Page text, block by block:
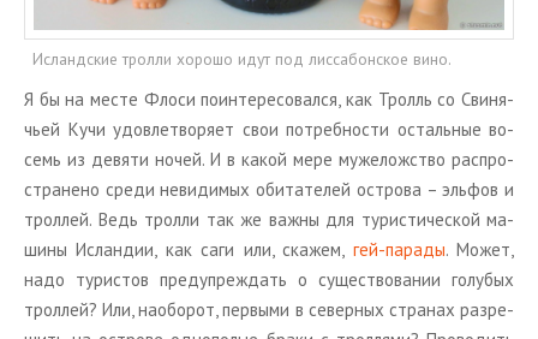
Исландские тролли хорошо идут под лиссабонское вино.
Я бы на месте Флоси по­ин­те­ре­со­вал­ся, как Тролль со Сви­ня­
чьей Кучи удо­вле­тво­ря­ет свои по­треб­но­сти осталь­ные во­
семь из де­вя­ти ночей. И в какой мере му­же­лож­ство рас­про­
стра­не­но среди неви­ди­мых оби­та­те­лей ост­ро­ва – эль­фов и
трол­лей. Ведь трол­ли так же важны для ту­ри­сти­че­ской ма­
ши­ны Ис­лан­дии, как саги или, ска­жем, гей-па­ра­ды. Может,
надо ту­ри­стов пре­ду­пре­ждать о су­ще­ство­ва­нии го­лу­бых
трол­лей? Или, на­о­бо­рот, пер­вы­ми в се­вер­ных стра­нах раз­ре­